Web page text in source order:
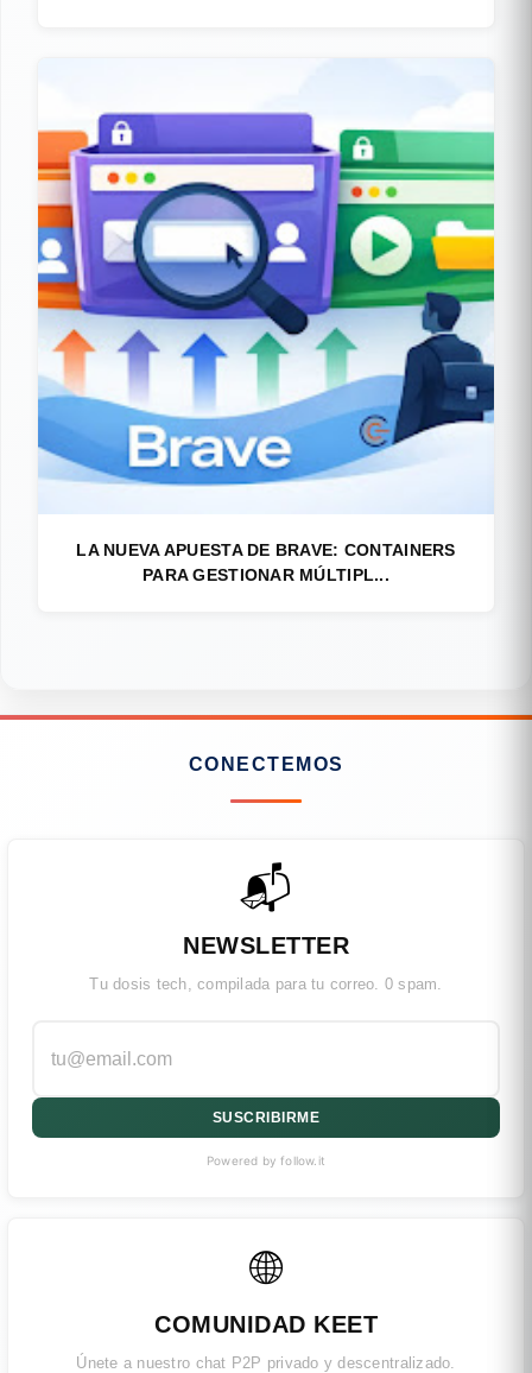
LA NUEVA APUESTA DE BRAVE: CONTAINERS
PARA GESTIONAR MÚLTIPL...
CONECTEMOS
📬
NEWSLETTER
Tu dosis tech, compilada para tu correo. 0 spam.
SUSCRIBIRME
Powered by follow.it
🌐
COMUNIDAD KEET
Únete a nuestro chat P2P privado y descentralizado.